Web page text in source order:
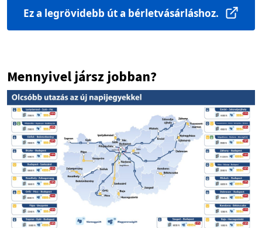
Ez a legrövidebb út a bérletvásárláshoz.
Mennyivel jársz jobban?
Image